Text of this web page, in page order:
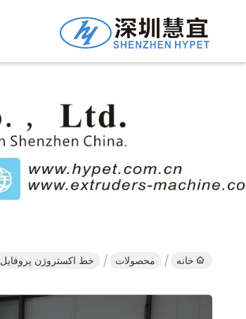
خانه محصولات خط اکستروژن پروفایل